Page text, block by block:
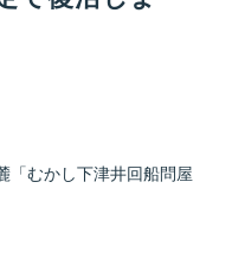
「むかし下津井回船問屋